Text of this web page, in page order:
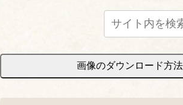
画像のダウンロード方法